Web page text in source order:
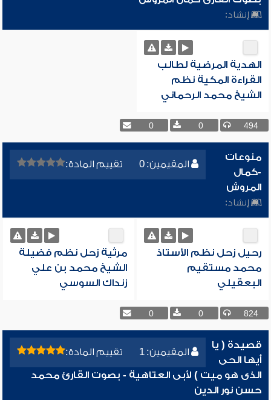
إنشاد:
الهدية المرضية لطالب
القراءة المكية نظم
الشيخ محمد الرحماني
494
0
0
المقيمين: 0 تقييم المادة:
منوعات
-كمال
المروش
إنشاد:
رحيل زحل نظم الأستاذ
محمد مستقيم
البعقيلي
مرثية زحل نظم فضيلة
الشيخ محمد بن علي
زنداك السوسي
824
0
0
المقيمين: 1 تقييم المادة:
قصيدة ( يا
أيها الحى
الذى هو ميت ) لأبى العتاهية - بصوت القارئ محمد
حسن نور الدين